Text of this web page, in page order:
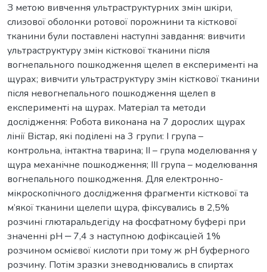
З метою вивчення ультраструктурних змін шкіри,
слизової оболонки ротової порожнини та кісткової
тканини були поставлені наступні завдання: вивчити
ультраструктуру змін кісткової тканини після
вогнепального пошкодження щелеп в експерименті на
щурах; вивчити ультраструктуру змін кісткової тканини
після невогнепального пошкодження щелеп в
експерименті на щурах. Матеріал та методи
дослідження: Робота виконана на 7 дорослих щурах
лінії Вістар, які поділені на 3 групи: І група –
контрольна, інтактна тварина; ІІ – група моделювання у
щура механічне пошкодження; ІІІ група – моделювання
вогнепального пошкодження. Для електронно-
мікроскопічного дослідження фрагменти кісткової та
м’якої тканини щелепи щура, фіксувались в 2,5%
розчині глютаральдегіду на фосфатному буфері при
значенні рН ‒ 7,4 з наступною дофіксаціей 1%
розчином осмієвої кислоти при тому ж рН буферного
розчину. Потім зразки зневоднювались в спиртах